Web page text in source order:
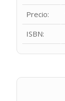
Precio:
ISBN: